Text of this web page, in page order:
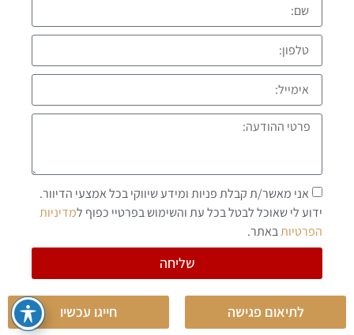
אני מאשר/ת קבלת פניות ומידע שיווקי בכל אמצעי הדיוור.
ידוע לי שאוכל לבטל בכל עת והשימוש בפרטיי כפוף למדיניות
הפרטיותבאתר.
שליחה
לתיאום פגישה חייגו עכשיו